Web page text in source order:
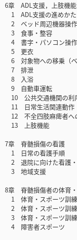
6章 ADL支援，上肢機能
1 ADL支援の進めかた
2 ベッド周辺機器操作
3 食事・整容
4 書字・パソコン操作
5 更衣
6 対象物への移乗（ベ
7 排泄
8 入浴
9 自動車運転
10 公共交通機関の利
11 日常生活関連動作
12 不全四肢麻痺者へ
13 上肢機能
7章 脊髄損傷の看護
1 日常の看護手順
2 退院に向けた看護
3 地域支援
8章 脊髄損傷者の体育
1 体育・スポーツ訓練
2 体育・スポーツ訓
3 体育・スポーツ訓
4 障害者スポーツ